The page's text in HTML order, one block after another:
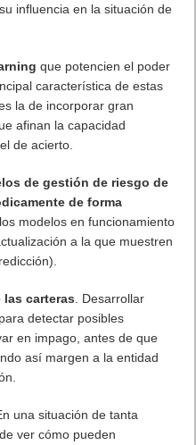
influencia en la situación de
que potencien el poder
característica de estas
la de incorporar gran
afinan la capacidad
de acierto.
de gestión de riesgo de
de forma
modelos en funcionamiento
a la que muestren
las carteras . Desarrollar
para detectar posibles
en impago, antes de que
así margen a la entidad
una situación de tanta
ver cómo pueden